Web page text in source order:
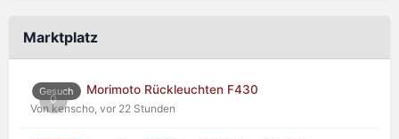
Marktplatz
0
Gesuch Morimoto Rückleuchten F430
Von kenscho, vor 22 Stunden